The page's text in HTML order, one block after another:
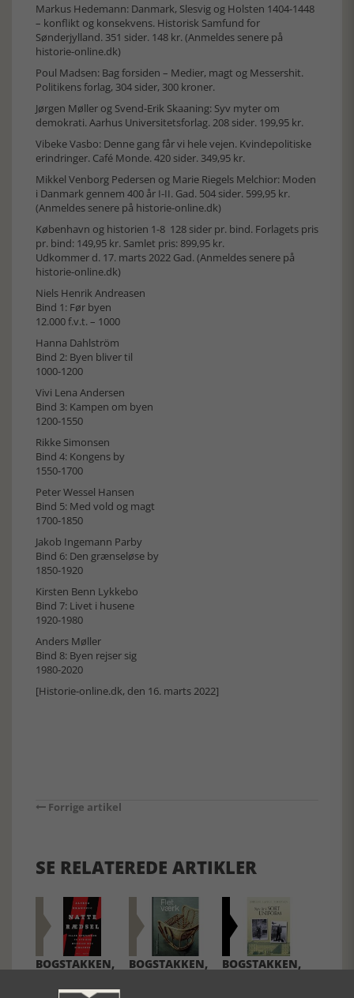
Markus Hedemann: Danmark, Slesvig og Holsten 1404-1448
– konflikt og konsekvens. Historisk Samfund for
Sønderjylland. 351 sider. 148 kr. (Anmeldes senere på
historie-online.dk)
Poul Madsen: Bag forsiden – Medier, magt og Messershit.
Politikens forlag, 304 sider, 300 kroner.
Jørgen Møller og Svend-Erik Skaaning: Syv myter om
demokrati. Aarhus Universitetsforlag. 208 sider. 199,95 kr.
Vibeke Vasbo: Denne gang får vi hele vejen. Kvindepolitiske
erindringer. Café Monde. 420 sider. 349,95 kr.
Mikkel Venborg Pedersen og Marie Riegels Melchior: Moden
i Danmark gennem 400 år I-II. Gad. 504 sider. 599,95 kr.
(Anmeldes senere på historie-online.dk)
København og historien 1-8 128 sider pr. bind. Forlagets pris
pr. bind: 149,95 kr. Samlet pris: 899,95 kr.
Udkommer d. 17. marts 2022 Gad. (Anmeldes senere på
historie-online.dk)
Niels Henrik Andreasen
Bind 1: Før byen
12.000 f.v.t. – 1000
Hanna Dahlström
Bind 2: Byen bliver til
1000-1200
Vivi Lena Andersen
Bind 3: Kampen om byen
1200-1550
Rikke Simonsen
Bind 4: Kongens by
1550-1700
Peter Wessel Hansen
Bind 5: Med vold og magt
1700-1850
Jakob Ingemann Parby
Bind 6: Den grænseløse by
1850-1920
Kirsten Benn Lykkebo
Bind 7: Livet i husene
1920-1980
Anders Møller
Bind 8: Byen rejser sig
1980-2020
[Historie-online.dk, den 16. marts 2022]
Forrige artikel
SE RELATEREDE ARTIKLER
BOGSTAKKEN,
BOGSTAKKEN,
BOGSTAKKEN,